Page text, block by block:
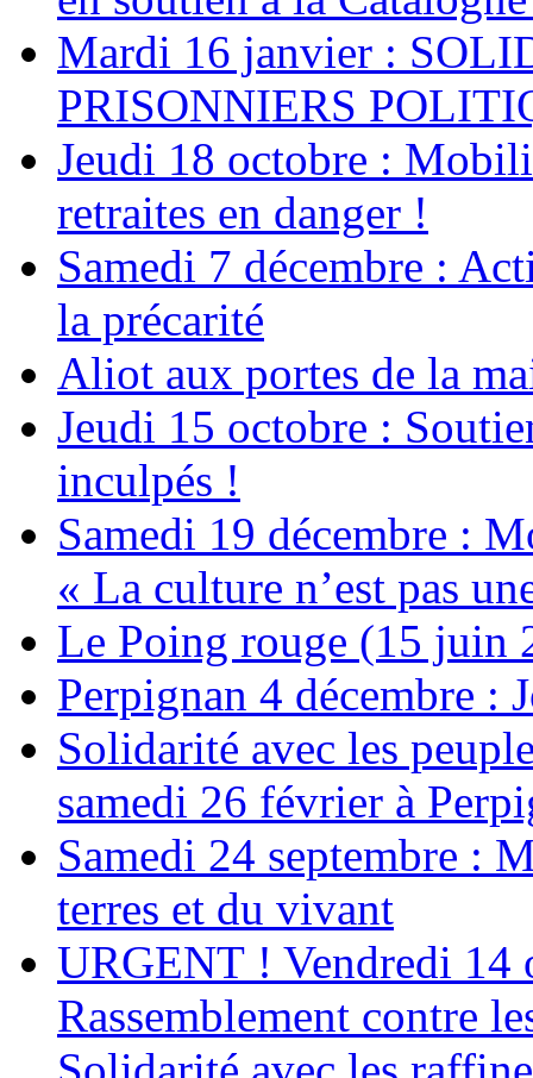
Mardi 16 janvier :
PRISONNIERS
Jeudi 18 octobre :
retraites en danger !
Samedi 7 décembre :
la précarité
Aliot aux portes de la
Jeudi 15 octobre :
inculpés !
Samedi 19 décembre :
« La culture n’est pas
Le Poing rouge (15 juin
Perpignan 4 décembre :
Solidarité avec les
samedi 26 février à
Samedi 24 septembre :
terres et du vivant
URGENT ! Vendredi 14
Rassemblement contre